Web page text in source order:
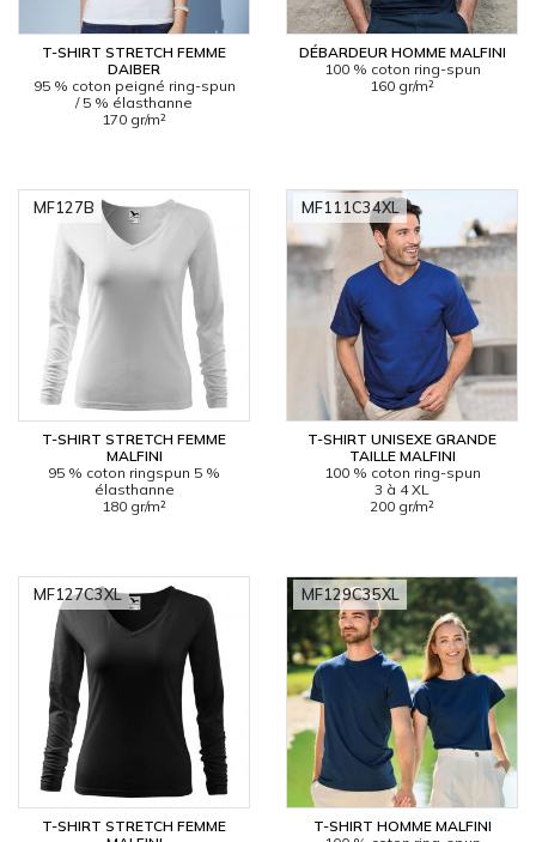
T-SHIRT STRETCH FEMME
DAIBER
95 % coton peigné ring-spun
/ 5 % élasthanne
170 gr/m²
DÉBARDEUR HOMME MALFINI
100 % coton ring-spun
160 gr/m²
T-SHIRT STRETCH FEMME
MALFINI
95 % coton ringspun 5 %
élasthanne
180 gr/m²
MF127B
T-SHIRT UNISEXE GRANDE
TAILLE MALFINI
100 % coton ring-spun
3 à 4 XL
200 gr/m²
MF111C34XL
T-SHIRT STRETCH FEMME
MF127C3XL
T-SHIRT HOMME MALFINI
MF129C35XL